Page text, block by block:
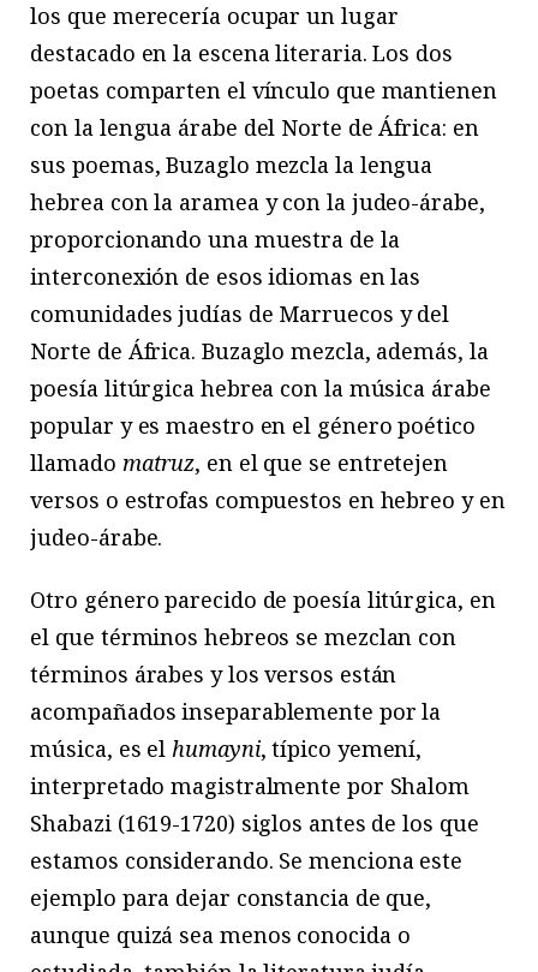
los que merecería ocupar un lugar
destacado en la escena literaria. Los dos
poetas comparten el vínculo que mantienen
con la lengua árabe del Norte de África: en
sus poemas, Buzaglo mezcla la lengua
hebrea con la aramea y con la judeo-árabe,
proporcionando una muestra de la
interconexión de esos idiomas en las
comunidades judías de Marruecos y del
Norte de África. Buzaglo mezcla, además, la
poesía litúrgica hebrea con la música árabe
popular y es maestro en el género poético
llamado matruz, en el que se entretejen
versos o estrofas compuestos en hebreo y en
judeo-árabe.
Otro género parecido de poesía litúrgica, en
el que términos hebreos se mezclan con
términos árabes y los versos están
acompañados inseparablemente por la
música, es el humayni, típico yemení,
interpretado magistralmente por Shalom
Shabazi (1619-1720) siglos antes de los que
estamos considerando. Se menciona este
ejemplo para dejar constancia de que,
aunque quizá sea menos conocida o